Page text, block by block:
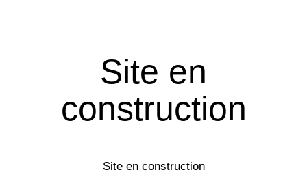
Site en
construction
Site en construction